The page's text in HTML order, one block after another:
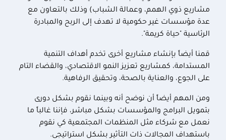
مشاريع ذوي الهمم، وعمالة الشباب) وذلك بالتعاون مع
عدة مؤسسات غير حكومية لا تهدف إلى الربح والمبادرة
الرئاسية "حياة كريمة".
قمنا أيضاً بإنشاء مشاريع أخرى تخدم أهداف التنمية
المستدامة، كمشاريع تعزيز النمو الاقتصادي، والقضاء التام
على الجوع، والعناية بالصحة، وتحقيق الرفاهية.
ومن المهم أيضاً أن نوضح أنه وبينما نقوم بشكل دورى
بتمويل البرامج والمؤسسات بشكل مباشر، فإننا غالباً ما
نعمل مع شركاء مثل المنظمات المجتمعية كي نقوم
باستهداف المجالات ذات التأثير بشكل استراتيجى.